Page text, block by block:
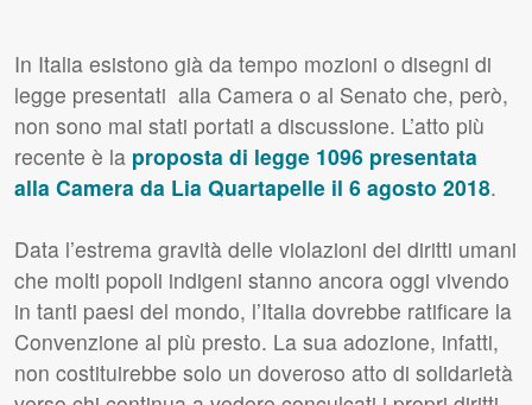
In Italia esistono già da tempo mozioni o disegni di
legge presentati alla Camera o al Senato che, però,
non sono mai stati portati a discussione. L’atto più
recente è la proposta di legge 1096 presentata
alla Camera da Lia Quartapelle il 6 agosto 2018.
Data l’estrema gravità delle violazioni dei diritti umani
che molti popoli indigeni stanno ancora oggi vivendo
in tanti paesi del mondo, l’Italia dovrebbe ratificare la
Convenzione al più presto. La sua adozione, infatti,
non costituirebbe solo un doveroso atto di solidarietà